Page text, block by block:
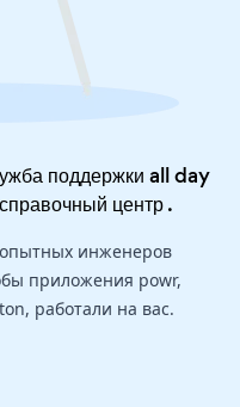
поддержки all day
справочный центр.
инженеров
приложения powr,
работали на вас.